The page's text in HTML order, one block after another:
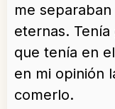
me
eternas.
que tenía en
en mi opinión
comerlo.